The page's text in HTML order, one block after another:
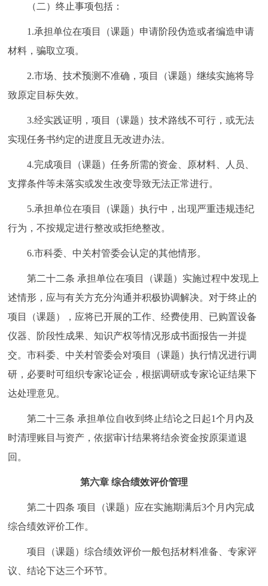
（二）终止事项包括：
1.承担单位在项目（课题）申请阶段伪造或者编造申请
材料，骗取立项。
2.市场、技术预测不准确，项目（课题）继续实施将导
致原定目标失效。
3.经实践证明，项目（课题）技术路线不可行，或无法
实现任务书约定的进度且无改进办法。
4.完成项目（课题）任务所需的资金、原材料、人员、
支撑条件等未落实或发生改变导致无法正常进行。
5.承担单位在项目（课题）执行中，出现严重违规违纪
行为，不按规定进行整改或拒绝整改。
6.市科委、中关村管委会认定的其他情形。
第二十二条 承担单位在项目（课题）实施过程中发现上
述情形，应与有关方充分沟通并积极协调解决。对于终止的
项目（课题），应将已开展的工作、经费使用、已购置设备
仪器、阶段性成果、知识产权等情况形成书面报告一并提
交。市科委、中关村管委会对项目（课题）执行情况进行调
研，必要时可组织专家论证会，根据调研或专家论证结果下
达处理意见。
第二十三条 承担单位自收到终止结论之日起1个月内及
时清理账目与资产，依据审计结果将结余资金按原渠道退
回。
第六章 综合绩效评价管理
第二十四条 项目（课题）应在实施期满后3个月内完成
综合绩效评价工作。
项目（课题）综合绩效评价一般包括材料准备、专家评
议、结论下达三个环节。